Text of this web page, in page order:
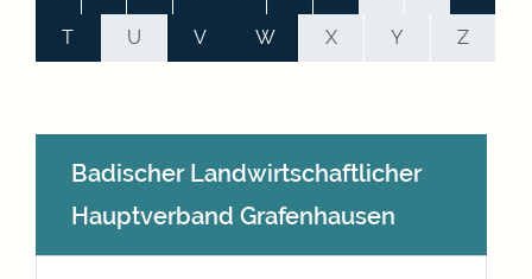
T U V W X Y Z
Badischer Landwirtschaftlicher
Hauptverband Grafenhausen